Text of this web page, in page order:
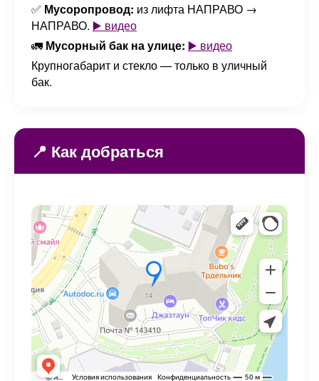
✅ Мусоропровод: из лифта НАПРАВО →
НАПРАВО. ▶️ видео
🚛 Мусорный бак на улице: ▶️ видео
Крупногабарит и стекло — только в уличный
бак.
📍 Как добраться